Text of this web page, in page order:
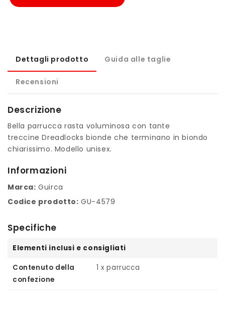
Dettagli prodotto Guida alle taglie
Recensioni
Descrizione
Bella parrucca rasta voluminosa con tante
treccine Dreadlocks bionde che terminano in biondo
chiarissimo. Modello unisex.
Informazioni
Marca: Guirca
Codice prodotto: GU-4579
Specifiche
Elementi inclusi e consigliati
Contenuto della
confezione
1 x parrucca